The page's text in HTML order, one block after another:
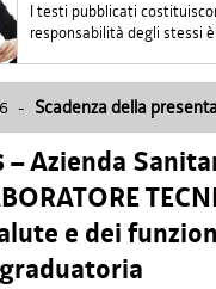
I testi pubblicati
responsabilità degli stessi
- Scadenza della
– Azienda
e dei